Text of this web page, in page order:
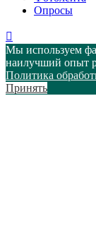
Опросы
Мы используем
наилучший опыт
Политика
Принять